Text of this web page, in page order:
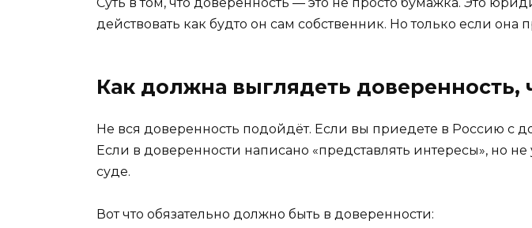
действовать как будто он сам собственник. Но только если она
Как должна выглядеть доверенность,
Не вся доверенность подойдёт. Если вы приедете в Россию с
Если в доверенности написано «представлять интересы», но
суде.
Вот что обязательно должно быть в доверенности: